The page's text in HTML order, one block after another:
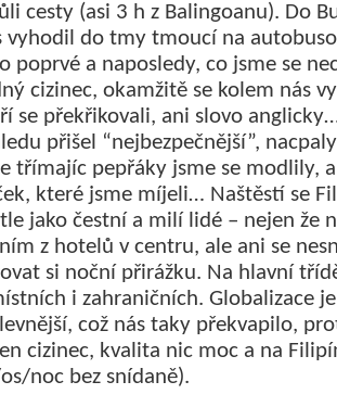
cesty (asi 3 h z Balingoanu). Do
vyhodil do tmy tmoucí na
poprvé a naposledy, co jsme se
cizinec, okamžitě se kolem nás
se překřikovali, ani slovo
přišel “nejbezpečnější”,
třímajíc pepřáky jsme se modlily,
které jsme míjeli… Naštěstí se
jako čestní a milí lidé – nejen že
z hotelů v centru, ale ani se
si noční přirážku. Na hlavní
i zahraničních. Globalizace
což nás taky překvapilo,
cizinec, kvalita nic moc a na
noc bez snídaně).